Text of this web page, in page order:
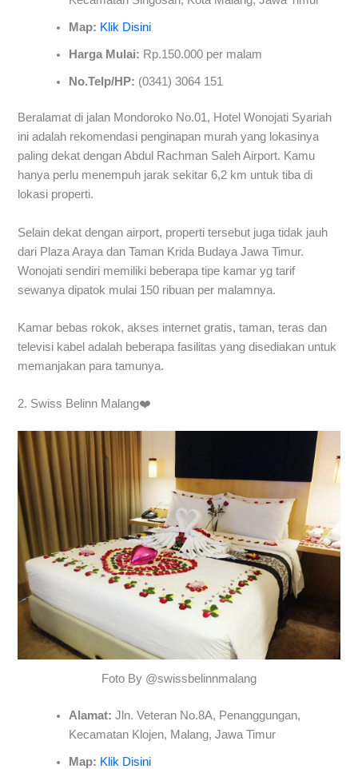
Map: Klik Disini
Harga Mulai: Rp.150.000 per malam
No.Telp/HP: (0341) 3064 151
Beralamat di jalan Mondoroko No.01, Hotel Wonojati Syariah
ini adalah rekomendasi penginapan murah yang lokasinya
paling dekat dengan Abdul Rachman Saleh Airport. Kamu
hanya perlu menempuh jarak sekitar 6,2 km untuk tiba di
lokasi properti.
Selain dekat dengan airport, properti tersebut juga tidak jauh
dari Plaza Araya dan Taman Krida Budaya Jawa Timur.
Wonojati sendiri memiliki beberapa tipe kamar yg tarif
sewanya dipatok mulai 150 ribuan per malamnya.
Kamar bebas rokok, akses internet gratis, taman, teras dan
televisi kabel adalah beberapa fasilitas yang disediakan untuk
memanjakan para tamunya.
2. Swiss Belinn Malang❤️
Foto By @swissbelinnmalang
Alamat: Jln. Veteran No.8A, Penanggungan,
Kecamatan Klojen, Malang, Jawa Timur
Map: Klik Disini